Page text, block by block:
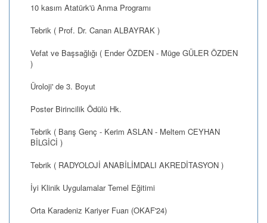
10 kasım Atatürk'ü Anma Programı
Tebrik ( Prof. Dr. Canan ALBAYRAK )
Vefat ve Başsağlığı ( Ender ÖZDEN - Müge GÜLER ÖZDEN
)
Üroloji' de 3. Boyut
Poster Birincilik Ödülü Hk.
Tebrik ( Barış Genç - Kerim ASLAN - Meltem CEYHAN
BİLGİCİ )
Tebrik ( RADYOLOJİ ANABİLİMDALI AKREDİTASYON )
İyi Klinik Uygulamalar Temel Eğitimi
Orta Karadeniz Kariyer Fuarı (OKAF'24)